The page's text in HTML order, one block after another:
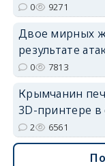
0 9271
Двое мирных
результате
0 7813
Крымчанин
3D-принтере в
2 6561